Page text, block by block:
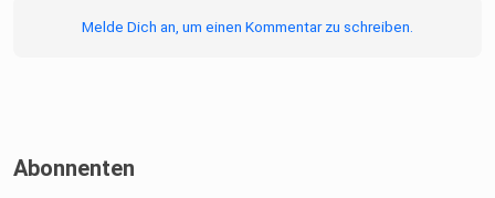
Melde Dich an, um einen Kommentar zu schreiben.
Abonnenten